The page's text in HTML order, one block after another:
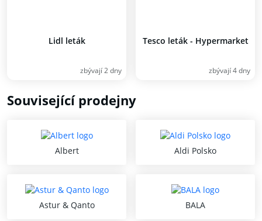
Lidl leták
zbývají 2 dny
Tesco leták - Hypermarket
zbývají 4 dny
Související prodejny
Albert Aldi Polsko
Astur & Qanto BALA